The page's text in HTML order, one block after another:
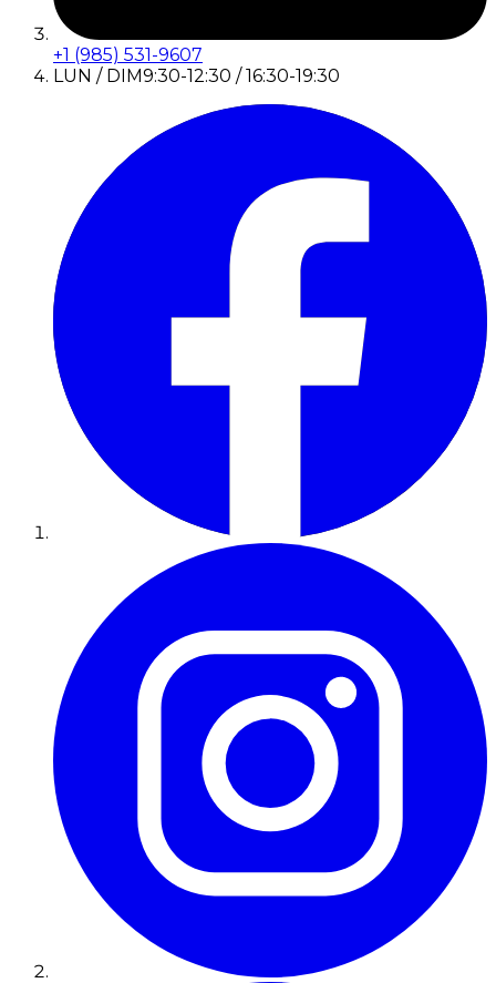
+1 (985) 531-9607
LUN / DIM9:30-12:30 / 16:30-19:30